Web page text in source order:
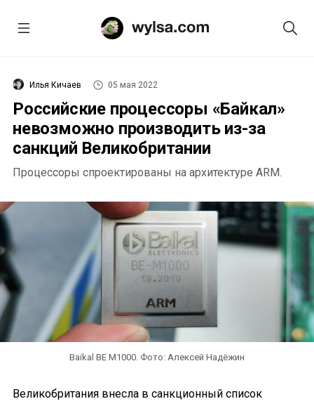
Илья Кичаев 05 мая 2022
Российские процессоры «Байкал»
невозможно производить из-за
санкций Великобритании
Процессоры спроектированы на архитектуре ARM.
Baikal BE M1000. Фото: Алексей Надёжин
Великобритания внесла в санкционный список